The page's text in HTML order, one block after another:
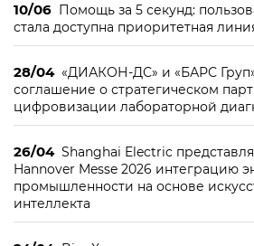
10/06 Помощь за 5 секунд:
стала доступна приоритетная
28/04 «ДИАКОН-ДС» и «БАРС
соглашение о стратегическом
цифровизации лабораторной
26/04 Shanghai Electric
Hannover Messe 2026 интеграцию
промышленности на основе
интеллекта